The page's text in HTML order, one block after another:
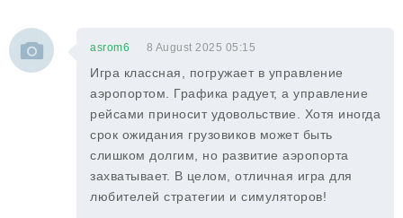
asrom6 8 August 2025 05:15
Игра классная, погружает в управление
аэропортом. Графика радует, а управление
рейсами приносит удовольствие. Хотя иногда
срок ожидания грузовиков может быть
слишком долгим, но развитие аэропорта
захватывает. В целом, отличная игра для
любителей стратегии и симуляторов!